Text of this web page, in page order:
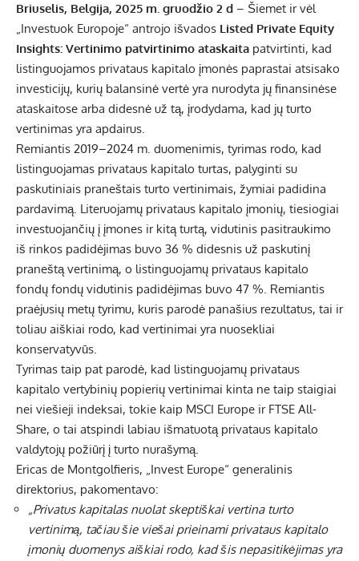
Briuselis, Belgija, 2025 m. gruodžio 2 d – Šiemet ir vėl
„Investuok Europoje“ antrojo išvados Listed Private Equity
Insights: Vertinimo patvirtinimo ataskaita patvirtinti, kad
listinguojamos privataus kapitalo įmonės paprastai atsisako
investicijų, kurių balansinė vertė yra nurodyta jų finansinėse
ataskaitose arba didesnė už tą, įrodydama, kad jų turto
vertinimas yra apdairus.
Remiantis 2019–2024 m. duomenimis, tyrimas rodo, kad
listinguojamas privataus kapitalo turtas, palyginti su
paskutiniais praneštais turto vertinimais, žymiai padidina
pardavimą. Literuojamų privataus kapitalo įmonių, tiesiogiai
investuojančių į įmones ir kitą turtą, vidutinis pasitraukimo
iš rinkos padidėjimas buvo 36 % didesnis už paskutinį
praneštą vertinimą, o listinguojamų privataus kapitalo
fondų fondų vidutinis padidėjimas buvo 47 %. Remiantis
praėjusių metų tyrimu, kuris parodė panašius rezultatus, tai ir
toliau aiškiai rodo, kad vertinimai yra nuosekliai
konservatyvūs.
Tyrimas taip pat parodė, kad listinguojamų privataus
kapitalo vertybinių popierių vertinimai kinta ne taip staigiai
nei viešieji indeksai, tokie kaip MSCI Europe ir FTSE All-
Share, o tai atspindi labiau išmatuotą privataus kapitalo
valdytojų požiūrį į turto nurašymą.
Ericas de Montgolfieris, „Invest Europe“ generalinis
direktorius, pakomentavo:
„Privatus kapitalas nuolat skeptiškai vertina turto
vertinimą, tačiau šie viešai prieinami privataus kapitalo
įmonių duomenys aiškiai rodo, kad šis nepasitikėjimas yra